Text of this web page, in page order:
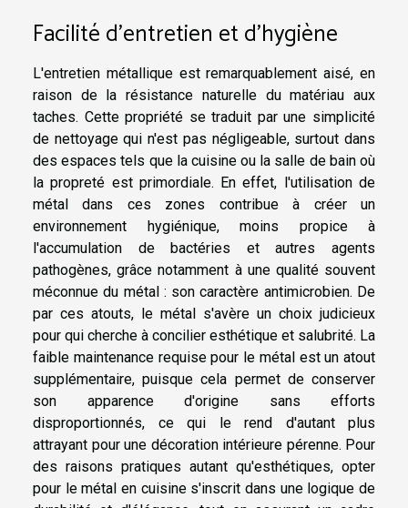
Facilité d'entretien et d'hygiène
L'entretien métallique est remarquablement aisé, en
raison de la résistance naturelle du matériau aux
taches. Cette propriété se traduit par une simplicité
de nettoyage qui n'est pas négligeable, surtout dans
des espaces tels que la cuisine ou la salle de bain où
la propreté est primordiale. En effet, l'utilisation de
métal dans ces zones contribue à créer un
environnement hygiénique, moins propice à
l'accumulation de bactéries et autres agents
pathogènes, grâce notamment à une qualité souvent
méconnue du métal : son caractère antimicrobien. De
par ces atouts, le métal s'avère un choix judicieux
pour qui cherche à concilier esthétique et salubrité. La
faible maintenance requise pour le métal est un atout
supplémentaire, puisque cela permet de conserver
son apparence d'origine sans efforts
disproportionnés, ce qui le rend d'autant plus
attrayant pour une décoration intérieure pérenne. Pour
des raisons pratiques autant qu'esthétiques, opter
pour le métal en cuisine s'inscrit dans une logique de